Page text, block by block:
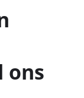
ons